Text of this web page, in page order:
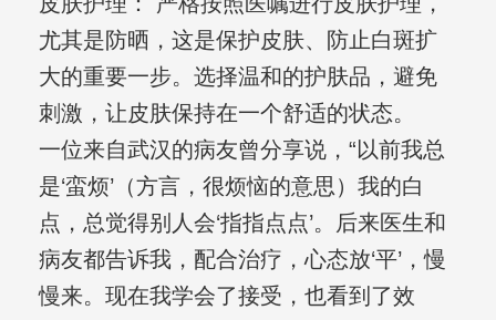
尤其是防晒，这是保护皮肤、防止白斑扩
大的重要一步。选择温和的护肤品，避免
刺激，让皮肤保持在一个舒适的状态。
一位来自武汉的病友曾分享说，“以前我总
是‘蛮烦’（方言，很烦恼的意思）我的白
点，总觉得别人会‘指指点点’。后来医生和
病友都告诉我，配合治疗，心态放‘平’，慢
慢来。现在我学会了接受，也看到了效